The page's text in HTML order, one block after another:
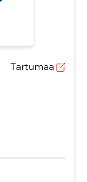
Tartumaa